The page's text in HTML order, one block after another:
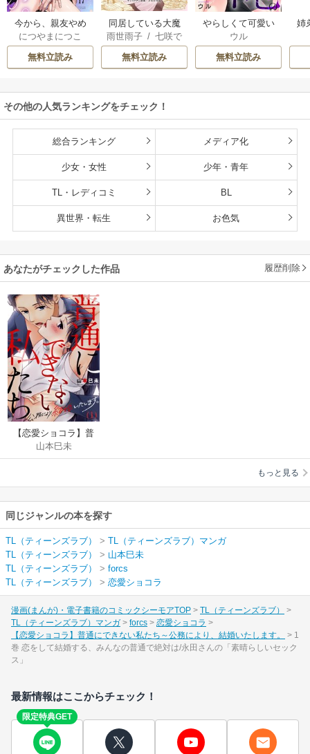
今から、親友やめ
ようか。～腐れ縁
同僚は甘い快楽で
私を壊す～
につやまにつこ
無料立読み
同居している大魔
法使い様の子づく
り事情 こっそり家
を出るつもりが、
るほど溺愛されて
ます
雨世雨子 /七咲で
/ 佐倉響 /
が月見
無料立読み
やらしくて可愛い
俺の凛ちゃん。～
隣人後輩くんのイ
キすぎた執着にハ
ウル
無料立読み
姉
その他の人気ランキングをチェック！
総合ランキング メディア化
少女・女性 少年・青年
TL・レディコミ BL
異世界・転生 お色気
あなたがチェックした作品 履歴削除
【恋愛ショコラ】普
通にできない私たち
～公務により、結婚
山本巳未
もっと見る
同じジャンルの本を探す
TL（ティーンズラブ） > TL（ティーンズラブ）マンガ
TL（ティーンズラブ）
> 山本巳未
TL（ティーンズラブ）
> forcs
TL（ティーンズラブ）
> 恋愛ショコラ
漫画(まんが)・電子書籍のコミックシーモアTOP
TL（ティーンズラブ）
TL（ティーンズラブ）マンガ
forcs
恋愛ショコラ
【恋愛ショコラ】普通にできない私たち～公務により、結婚いたします。
1
巻 恋をして結婚する、みんなの普通で絶対は/永田さんの「素晴らしいセック
ス」
最新情報はここからチェック！
限定特典GET